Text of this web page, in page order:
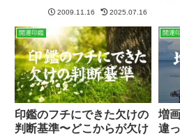
体）の製作にものすごく時間を費
やしている」という話をしたらと
ても驚いておりました。あっとい
う間...
2009.11.16 2025.07.16
に
が決
訳で
り
銀...
開運印鑑
印鑑のフチにできた欠けの
判断基準〜どこからが欠け
開運
増
違